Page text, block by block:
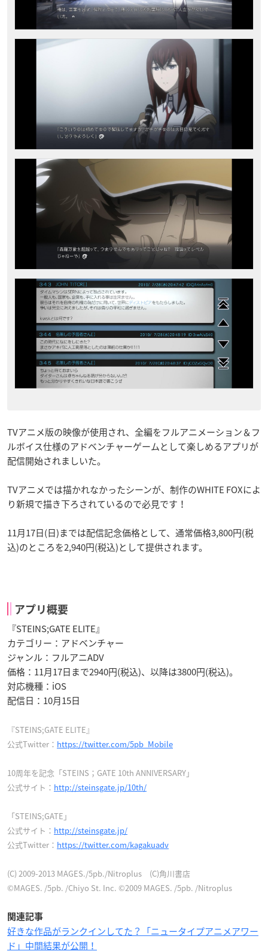
TVアニメ版の映像が使用され、 全編をフルアニメーション＆フ
ルボイス仕様のアドベンチャーゲームとして楽しめるアプリが
配信開始されましいた。
TVアニメでは描かれなかったシーンが、制作のWHITE FOXによ
り新規で描き下ろされているので必見です！
11月17日(日)までは配信記念価格として、通常価格3,800円(税
込)のところを2,940円(税込)として提供されます。
アプリ概要
『STEINS;GATE ELITE』
カテゴリー：アドベンチャー
ジャンル：フルアニADV
価格：11月17日まで2940円(税込)、以降は3800円(税込)。
対応機種：iOS
配信日：10月15日
『STEINS;GATE ELITE』
公式Twitter： https://twitter.com/5pb_Mobile
10周年を記念「STEINS；GATE 10th ANNIVERSARY」
公式サイト： http://steinsgate.jp/10th/
「STEINS;GATE」
公式サイト： http://steinsgate.jp/
公式Twitter： https://twitter.com/kagakuadv
(C) 2009-2013 MAGES./5pb./Nitroplus (C)角川書店
©MAGES. /5pb. /Chiyo St. Inc. ©2009 MAGES. /5pb. /Nitroplus
関連記事
好きな作品がランクインしてた？「ニュータイプアニメアワー
ド」中間結果が公開！